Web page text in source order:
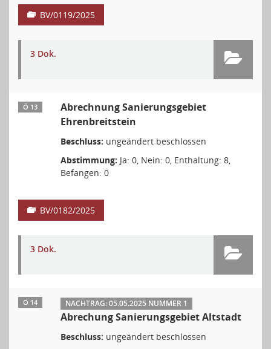
BV/0119/2025
3 Dok.
Ö 13
Abrechnung Sanierungsgebiet
Ehrenbreitstein
Beschluss: ungeändert beschlossen
Abstimmung: Ja: 0, Nein: 0, Enthaltung: 8,
Befangen: 0
BV/0182/2025
3 Dok.
Ö 14 NACHTRAG: 05.05.2025 NUMMER 1
Abrechung Sanierungsgebiet Altstadt
Beschluss: ungeändert beschlossen